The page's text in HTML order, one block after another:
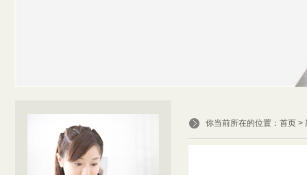
你当前所在的位置： 首页 >